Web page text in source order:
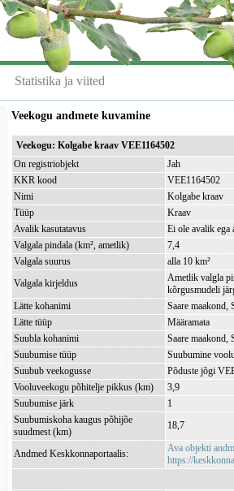
Statistika ja viited
Veekogu andmete kuvamine
Veekogu: Kolgabe kraav VEE1164502
On registriobjekt
Jah
KKR kood
VEE1164502
Nimi
Kolgabe kraav
Tüüp
Kraav
Avalik kasutatavus
Ei ole avalik ega
Valgala pindala (km², ametlik)
7,4
Valgala suurus
alla 10 km²
Valgala kirjeldus
Ametlik valgla
kõrgusmudeli
Lätte kohanimi
Saare maakond,
Lätte tüüp
Määramata
Suubla kohanimi
Saare maakond,
Suubumise tüüp
Suubumine
Suubub veekogusse
Põduste jõgi
Vooluveekogu põhitelje pikkus (km)
3,9
Suubumise järk
1
Suubumiskoha kaugus põhijõe
suudmest (km)
18,7
Andmed Keskkonnaportaalis:
Ava objekti
https://